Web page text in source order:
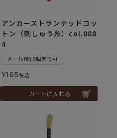
アンカーストランテッドコッ
トン（刺しゅう糸）col.088
4
メール便30個まで可
¥165税込
カートに入れる